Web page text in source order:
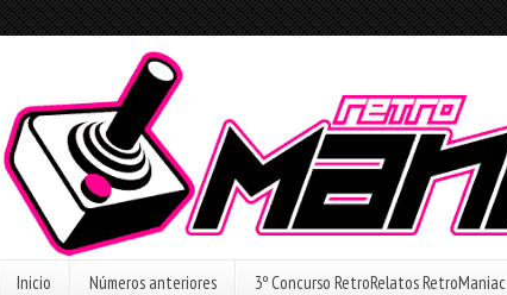
Inicio Números anteriores 3º Concurso RetroRelatos RetroManiac